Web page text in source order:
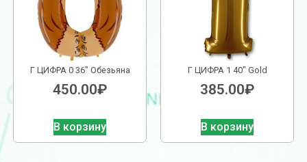
Г ЦИФРА 0 36″ Обезьяна
450.00₽
В корзину
Г ЦИФРА 1 40″ Gold
385.00₽
В корзину